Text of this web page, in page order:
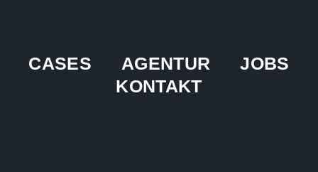
CASES AGENTUR
JOBS
KONTAKT